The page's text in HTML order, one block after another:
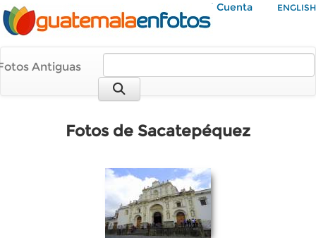
Mi Cuenta ENGLISH
Antiguas
Fotos de Sacatepéquez